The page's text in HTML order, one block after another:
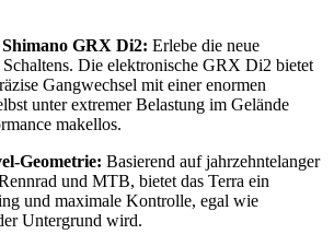
GRX Di2: Erlebe die neue
Die elektronische GRX Di2 bietet
Gangwechsel mit einer enormen
unter extremer Belastung im Gelände
makellos.
Geometrie: Basierend auf jahrzehntelanger
und MTB, bietet das Terra ein
und maximale Kontrolle, egal wie
Untergrund wird.